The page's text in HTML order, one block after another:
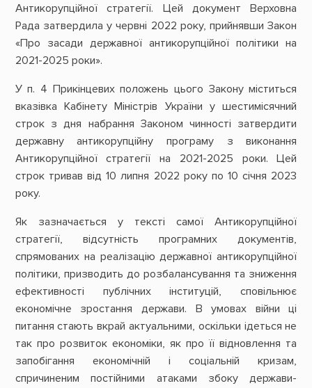
Антикорупційної стратегії. Цей документ Верховна
Рада затвердила у червні 2022 року, прийнявши Закон
«Про засади державної антикорупційної політики на
2021-2025 роки».
У п. 4 Прикінцевих положень цього Закону міститься
вказівка Кабінету Міністрів України у шестимісячний
строк з дня набрання Законом чинності затвердити
державну антикорупційну програму з виконання
Антикорупційної стратегії на 2021-2025 роки. Цей
строк тривав від 10 липня 2022 року по 10 січня 2023
року.
Як зазначається у тексті самої Антикорупційної
стратегії, відсутність програмних документів,
спрямованих на реалізацію державної антикорупційної
політики, призводить до розбалансування та зниження
ефективності публічних інституцій, сповільнює
економічне зростання держави. В умовах війни ці
питання стають вкрай актуальними, оскільки ідеться не
так про розвиток економіки, як про її відновлення та
запобігання економічній і соціальній кризам,
спричиненим постійними атаками збоку держави-